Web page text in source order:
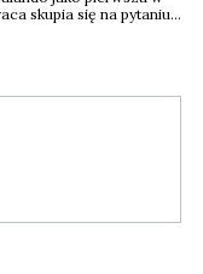
skupia się na pytaniu